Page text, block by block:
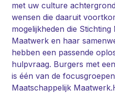
met uw culture
wensen die daaruit
mogelijkheden die Stichting
Maatwerk en haar
hebben een passende
hulpvraag. Burgers met
is één van de
Maatschappelijk